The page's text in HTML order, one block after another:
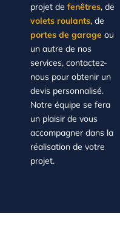
projet de fenêtres, de
volets roulants, de
portes de garage ou
un autre de nos
services, contactez-
nous pour obtenir un
devis personnalisé.
Notre équipe se fera
un plaisir de vous
accompagner dans la
réalisation de votre
projet.